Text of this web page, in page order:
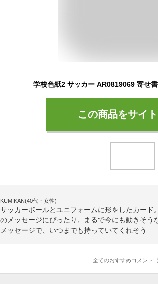
学校色紙2 サッカー AR0819069 寄せ
この商品をサイ
KUMIKAN(40代・女性)
サッカーボールとユニフォームに形をしたカード
のメッセージにぴったり。まるで今にも動きそう
メッセージで、いつまでも持っていてくれそう
全てのおすすめコメント（